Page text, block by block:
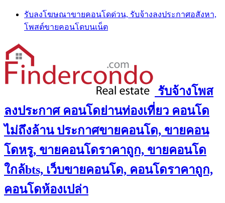
Skip
content
รับลงโฆษณาขายคอนโดด่วน, รับจ้างลงประกาศอสังหา,
โพสต์ขายคอนโดบนเน็ต
รับจ้างโพส
ลงประกาศ คอนโดย่านท่องเที่ยว คอนโด
ไม่ถึงล้าน ประกาศขายคอนโด, ขายคอน
โดหรู, ขายคอนโดราคาถูก, ขายคอนโด
ใกล้bts, เว็บขายคอนโด, คอนโดราคาถูก,
คอนโดห้องเปล่า